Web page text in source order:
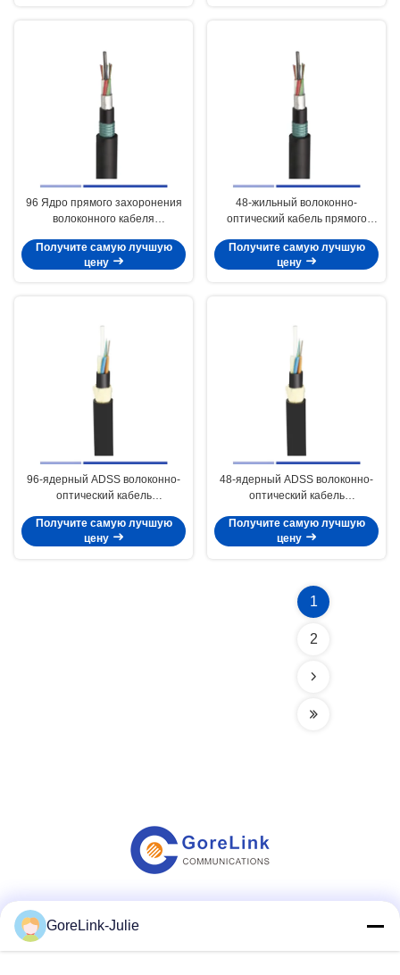
96 Ядро прямого захоронения
волоконного кабеля
бронированный PE GYTA53
Внешний волоконно-
Получите самую лучшую
цену
48-жильный волоконно-
оптический кабель прямого
двойной броней PE GYTA53 для
наружной прокладки
Получите самую лучшую
цену
96-ядерный ADSS волоконно-
оптический кабель
пиджак Протяженность 100 м
PE
Получите самую лучшую
цену
48-ядерный ADSS волоконно-
оптический кабель
пиджак Протяженность 100 м
PE
Получите самую лучшую
цену
1
2
Социальные сети
GoreLink-Julie